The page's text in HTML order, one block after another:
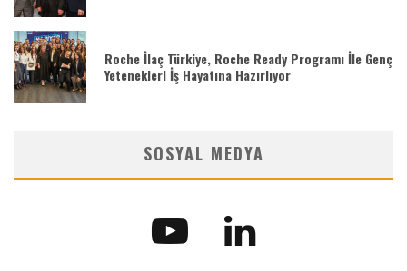
Roche İlaç Türkiye, Roche Ready Programı İle Genç
Yetenekleri İş Hayatına Hazırlıyor
SOSYAL MEDYA